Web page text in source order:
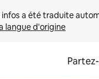
langue d'origine